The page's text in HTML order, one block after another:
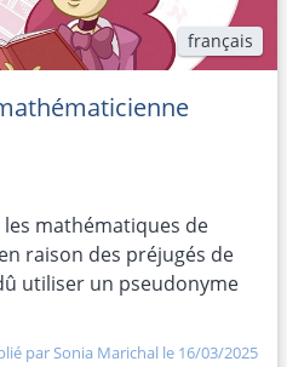
français
mathématiques de
raison des préjugés de
utiliser un pseudonyme
parSonia Marichal le 16/03/2025